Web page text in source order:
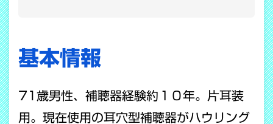
基本情報
71歳男性、補聴器経験約１０年。片耳装
用。現在使用の耳穴型補聴器がハウリング